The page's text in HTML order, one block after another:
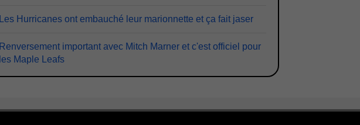
Les Hurricanes ont embauché leur marionnette et ça fait jaser
Renversement important avec Mitch Marner et c'est officiel pour
les Maple Leafs